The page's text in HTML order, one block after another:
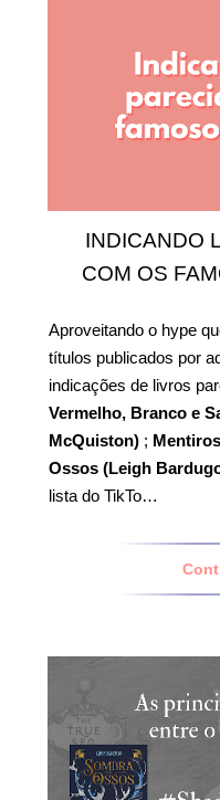
INDICANDO
COM OS
Aproveitando o hype
títulos publicados por
indicações de livros
Vermelho, Branco e
McQuiston) ;
Ossos (Leigh
lista do TikTo…